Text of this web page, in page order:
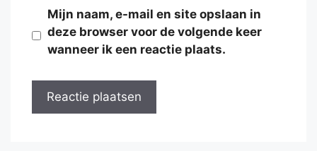
Mijn naam, e-mail en site opslaan in
deze browser voor de volgende keer
wanneer ik een reactie plaats.